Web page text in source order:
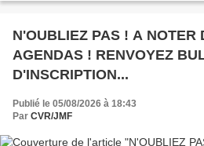
N'OUBLIEZ PAS ! A NOTER
AGENDAS ! RENVOYEZ
D'INSCRIPTION...
Publié le 05/08/2026 à 18:43
Par CVR/JMF